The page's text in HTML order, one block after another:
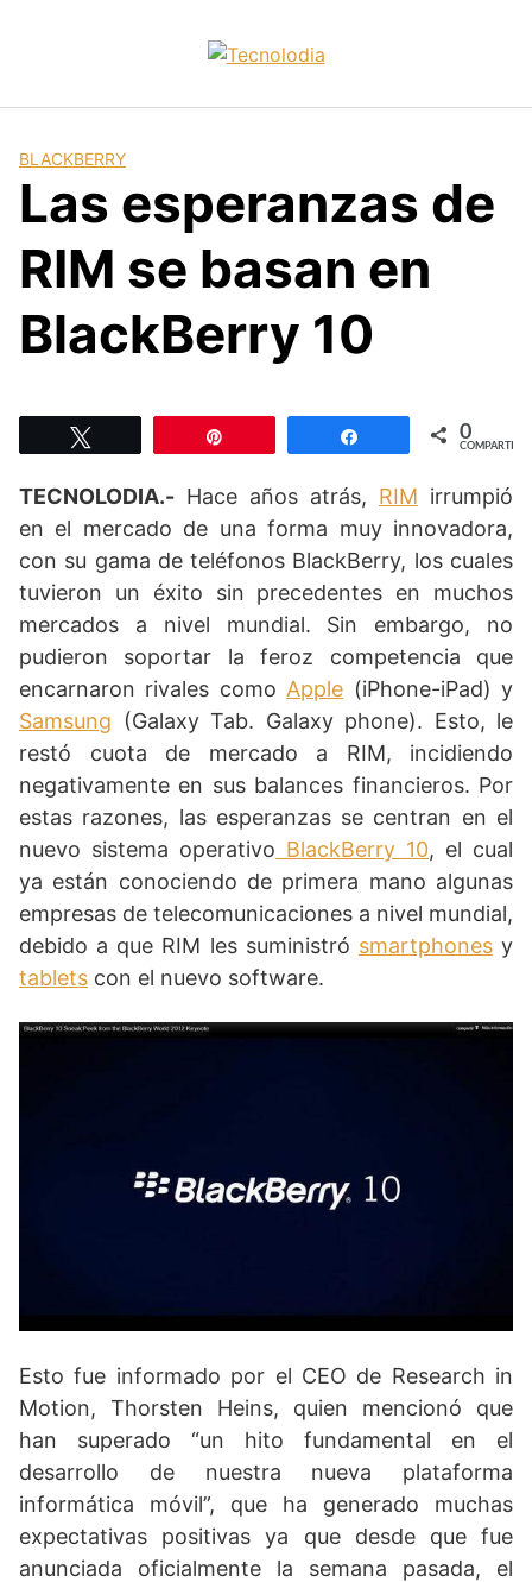
BLACKBERRY
Las esperanzas de
RIM se basan en
BlackBerry 10
Compartir 0
COMPARTIR
TECNOLODIA.- Hace años atrás, RIM irrumpió
en el mercado de una forma muy innovadora,
con su gama de teléfonos BlackBerry, los cuales
tuvieron un éxito sin precedentes en muchos
mercados a nivel mundial. Sin embargo, no
pudieron soportar la feroz competencia que
encarnaron rivales como Apple (iPhone-iPad) y
Samsung (Galaxy Tab. Galaxy phone). Esto, le
restó cuota de mercado a RIM, incidiendo
negativamente en sus balances financieros. Por
estas razones, las esperanzas se centran en el
nuevo sistema operativo BlackBerry 10, el cual
ya están conociendo de primera mano algunas
empresas de telecomunicaciones a nivel mundial,
debido a que RIM les suministró smartphonesy
tablets con el nuevo software.
Esto fue informado por el CEO de Research in
Motion, Thorsten Heins, quien mencionó que
han superado “un hito fundamental en el
desarrollo de nuestra nueva plataforma
informática móvil”, que ha generado muchas
expectativas positivas ya que desde que fue
anunciada oficialmente la semana pasada, el